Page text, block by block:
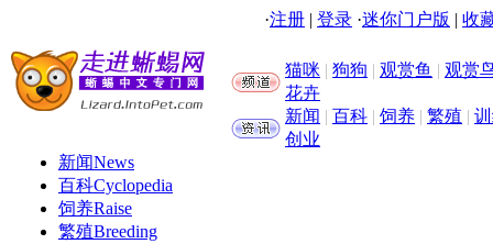
·注册 | 登录 ·迷你门户版 | 收
猫咪 | 狗狗 | 观赏鱼 | 观赏
花卉
新闻 | 百科 | 饲养 | 繁殖 |
创业
新闻News
百科Cyclopedia
饲养Raise
繁殖Breeding